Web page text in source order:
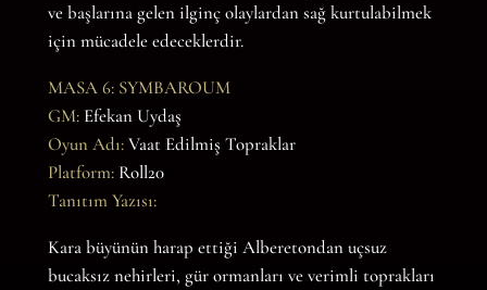
ve başlarına gelen ilginç olaylardan sağ kurtulabilmek
için mücadele edeceklerdir.
MASA 6: SYMBAROUM
GM:Efekan Uydaş
Oyun Adı:Vaat Edilmiş Topraklar
Platform:Roll20
Tanıtım Yazısı:
Kara büyünün harap ettiği Alberetondan uçsuz
bucaksız nehirleri, gür ormanları ve verimli toprakları